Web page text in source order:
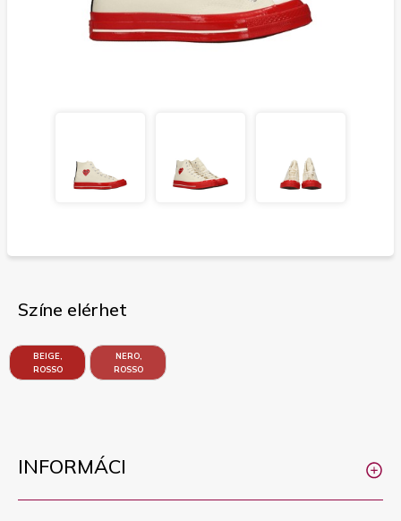
Színe elérhet
BEIGE,
ROSSO
NERO,
ROSSO
INFORMÁCI